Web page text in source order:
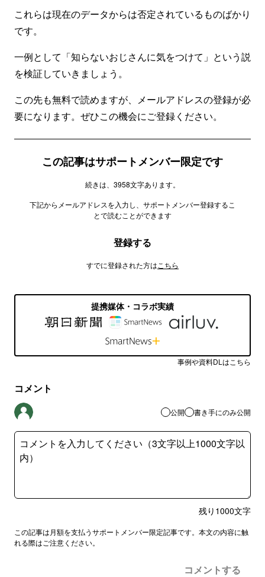
これらは現在のデータからは否定されているものばかり
です。
一例として「知らないおじさんに気をつけて」という説
を検証していきましょう。
この先も無料で読めますが、メールアドレスの登録が必
要になります。ぜひこの機会にご登録ください。
この記事はサポートメンバー限定です
続きは、3958文字あります。
下記からメールアドレスを入力し、サポートメンバー登録するこ
とで読むことができます
登録する
すでに登録された方は こちら
提携媒体・コラボ実績
事例や資料DLはこちら
コメント
公開 書き手にのみ公開
残り 1000文字
この記事は月額を支払うサポートメンバー限定記事です。本文の内容に触
れる際はご注意ください。
コメントする